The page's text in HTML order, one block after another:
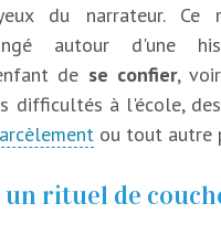
du narrateur. Ce
autour d'une
de se confier,
difficultés à l'école,
ou tout autre
rituel de